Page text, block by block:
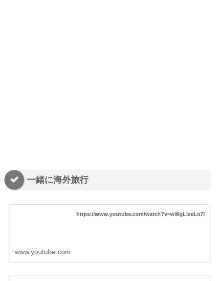
一緒に海外旅行
https://www.youtube.com/watch?v=wWgLizeLo7I
www.youtube.com